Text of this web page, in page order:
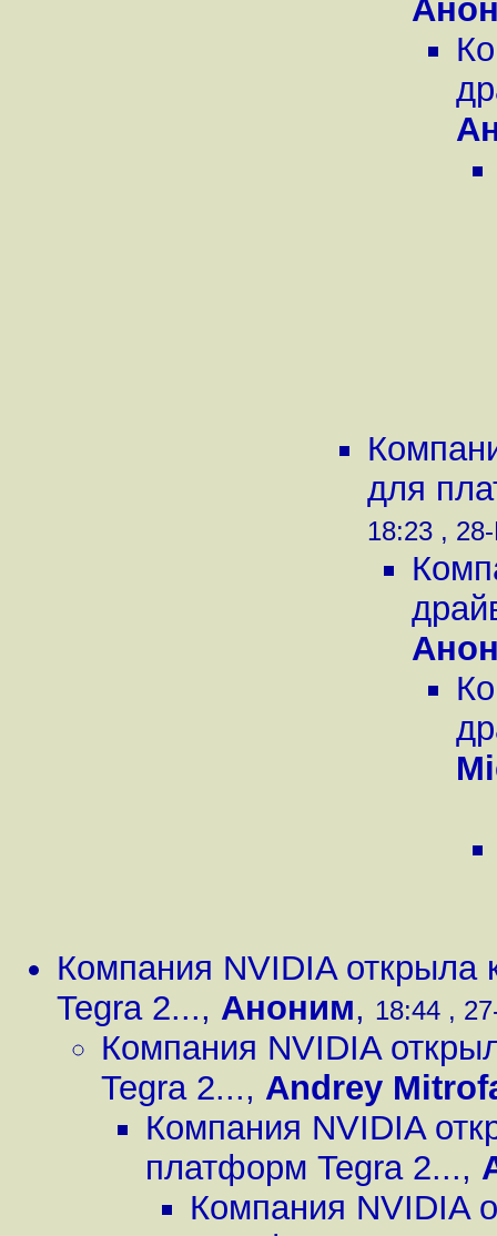
для
18:23 ,
Компания NVIDIA
Tegra 2..., Аноним, 18:44 ,
Компания NVIDIA
Tegra 2..., Andrey
Компания NVIDIA
платформ Tegra 2...,
Компания NVIDIA